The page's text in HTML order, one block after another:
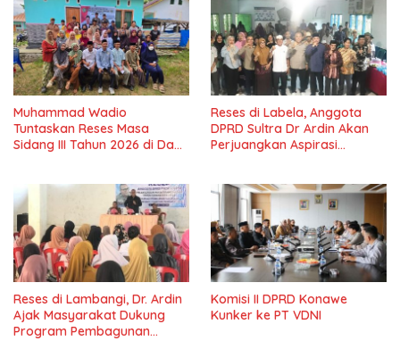
Muhammad Wadio
Tuntaskan Reses Masa
Sidang III Tahun 2026 di Dapil
Reses di Labela, Anggota
DPRD Sultra Dr Ardin Akan
Perjuangkan Aspirasi
Reses di Lambangi, Dr. Ardin
Ajak Masyarakat Dukung
Program Pembagunan
Komisi II DPRD Konawe
Kunker ke PT VDNI